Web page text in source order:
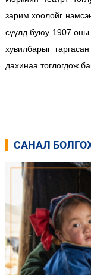
зарим хоолойг
сүүлд буюу 1907 оны
хувилбарыг
дахинаа тоглогдож
САНАЛ